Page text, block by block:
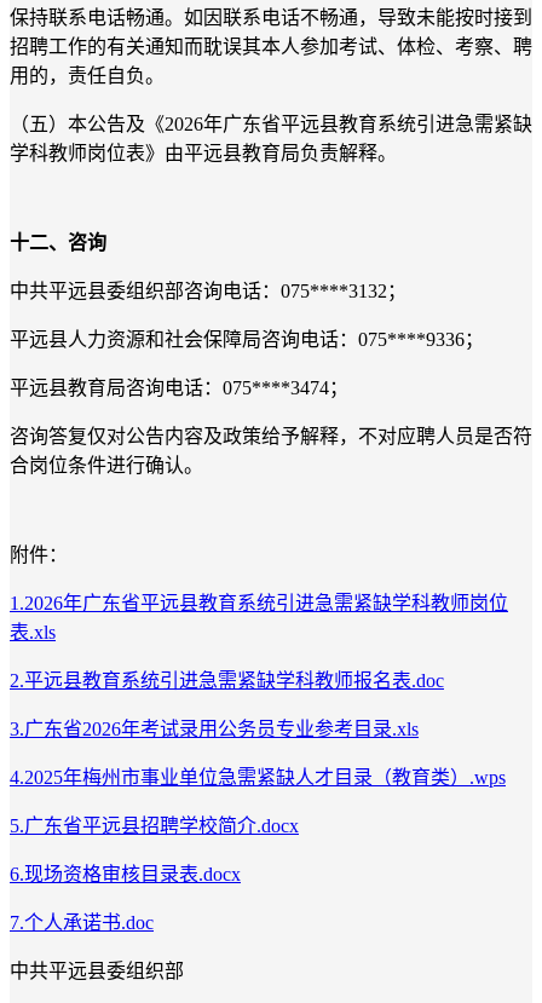
保持联系电话畅通。如因联系电话不畅通，导致未能按时接到
招聘工作的有关通知而耽误其本人参加考试、体检、考察、聘
用的，责任自负。
（五）本公告及《2026年广东省平远县教育系统引进急需紧缺
学科教师岗位表》由平远县教育局负责解释。
十二、咨询
中共平远县委组织部咨询电话：075****3132；
平远县人力资源和社会保障局咨询电话：075****9336；
平远县教育局咨询电话：075****3474；
咨询答复仅对公告内容及政策给予解释，不对应聘人员是否符
合岗位条件进行确认。
附件：
1.2026年广东省平远县教育系统引进急需紧缺学科教师岗位
表.xls
2.平远县教育系统引进急需紧缺学科教师报名表.doc
3.广东省2026年考试录用公务员专业参考目录.xls
4.2025年梅州市事业单位急需紧缺人才目录（教育类）.wps
5.广东省平远县招聘学校简介.docx
6.现场资格审核目录表.docx
7.个人承诺书.doc
中共平远县委组织部